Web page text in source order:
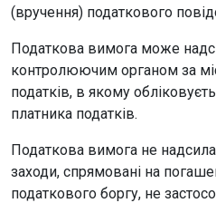
(вручення) податкового
Податкова вимога може
контролюючим органом за
податків, в якому
платника податків.
Податкова вимога не
заходи, спрямовані на
податкового боргу, не